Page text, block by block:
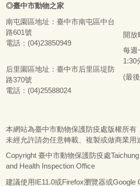
◎臺中市動物之家
南屯園區地址： 臺中市南屯區中台
路601號
電話：(04)23850949
后里園區地址： 臺中市后里區堤防
路370號
電話：(04)25588024
開放
每週
1:30
(最
本網站為臺中市動物保護防疫處版權所有
未經允許請勿任意轉載、複製或做商業用
Copyright 臺中市動物保護防疫處
and Health Inspection Office
建議使用IE11.0或Firefox瀏覽器或Google